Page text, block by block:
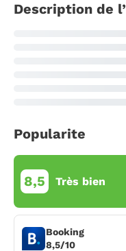
Description de
Popularite
8,5 Très bien
Booking
8,5/10